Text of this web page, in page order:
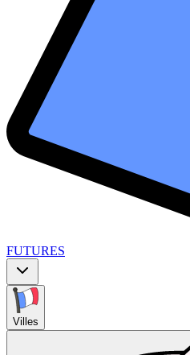
FUTURES
Villes